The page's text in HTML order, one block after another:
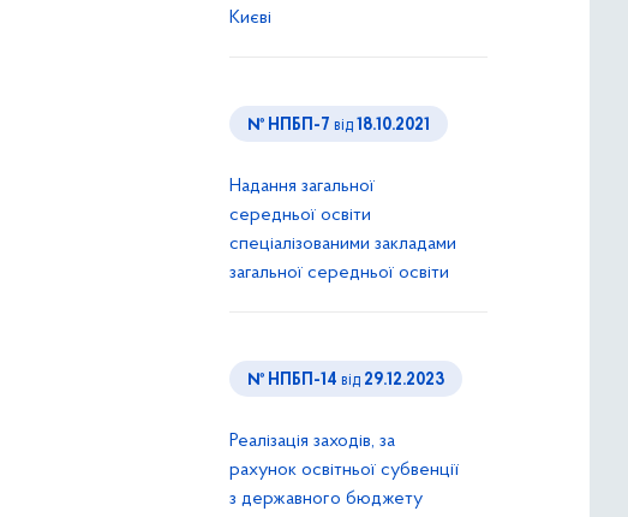
Києві
№ НПБП-7 від 18.10.2021
Надання загальної
середньої освіти
спеціалізованими закладами
загальної середньої освіти
№ НПБП-14 від 29.12.2023
Реалізація заходів, за
рахунок освітньої субвенції
з державного бюджету